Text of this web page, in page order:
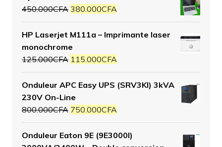
450.000CFA 380.000CFA
HP Laserjet M111a – Imprimante laser
monochrome
125.000CFA 115.000CFA
Onduleur APC Easy UPS (SRV3KI) 3kVA
230V On-Line
800.000CFA 750.000CFA
Onduleur Eaton 9E (9E3000I)